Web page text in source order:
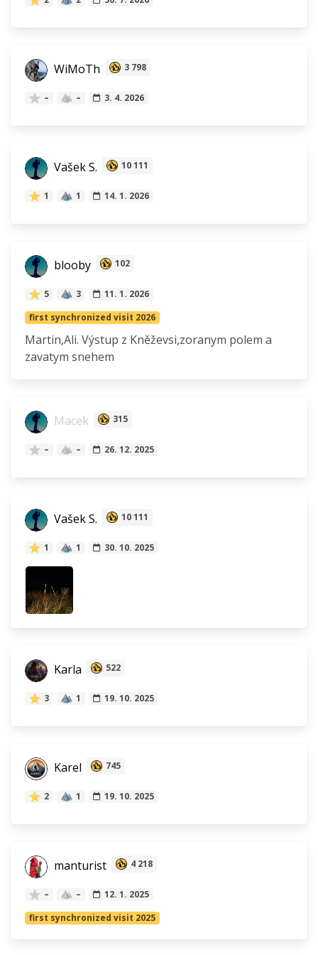
WiMoTh 3 798
– – 3. 4. 2026
Vašek S. 10 111
1 1 14. 1. 2026
blooby 102
5 3
11. 1. 2026
first synchronized visit 2026
Martin,Ali. Výstup z Kněževsi,zoranym polem a
zavatym snehem
Macek 315
– – 26. 12. 2025
Vašek S. 10 111
1 1 30. 10. 2025
Karla 522
3 1 19. 10. 2025
Karel 745
2 1 19. 10. 2025
manturist 4 218
– –
12. 1. 2025
first synchronized visit 2025